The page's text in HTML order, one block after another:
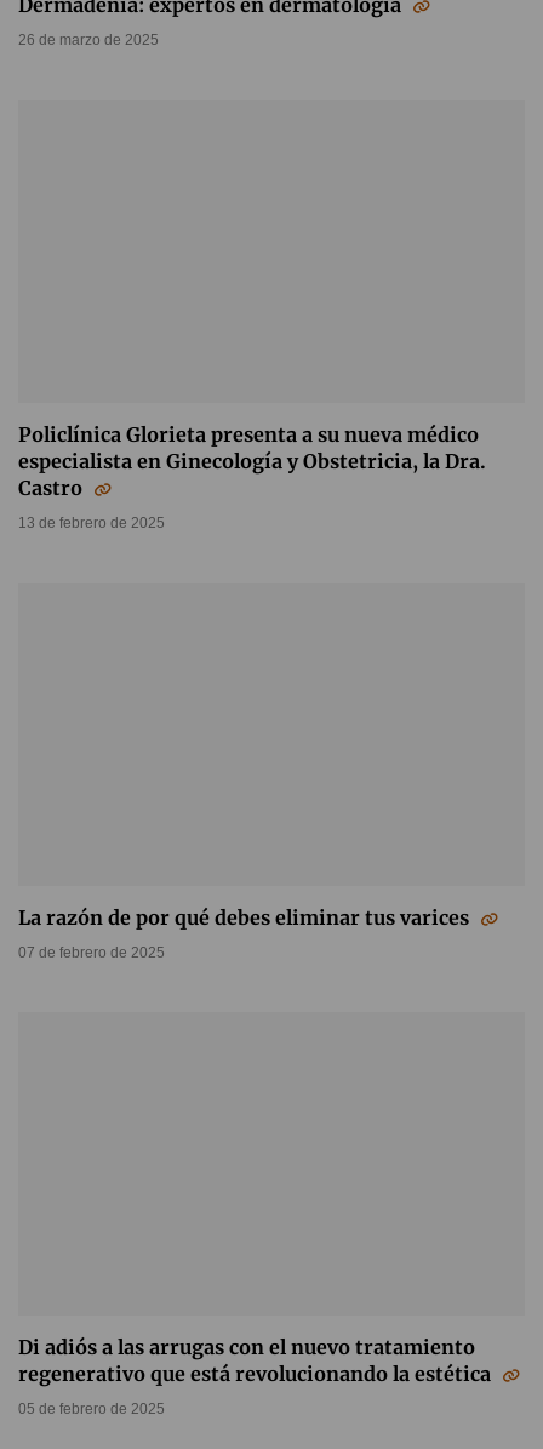
Dermadenia: expertos en dermatología
26 de marzo de 2025
Policlínica Glorieta presenta a su nueva médico
especialista en Ginecología y Obstetricia, la Dra.
Castro
13 de febrero de 2025
La razón de por qué debes eliminar tus varices
07 de febrero de 2025
Di adiós a las arrugas con el nuevo tratamiento
regenerativo que está revolucionando la estética
05 de febrero de 2025